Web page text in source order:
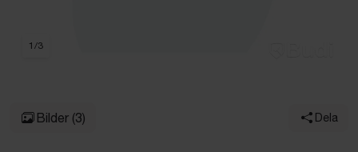
1 /3
Bilder (3) Dela